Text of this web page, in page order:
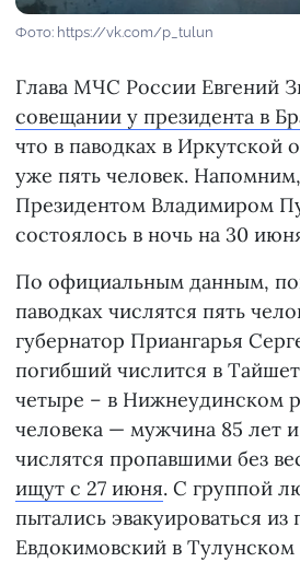
Фото: https://vk.com/p_tulun
Глава МЧС России Евгений
совещании у президента в
что в паводках в Иркутской
уже пять человек.
Президентом Владимиром
состоялось в ночь на 30
По официальным данным,
паводках числятся пять
губернатор Приангарья
погибший числится в
четыре – в Нижнеудинском
человека — мужчина 85 лет
числятся пропавшими без
ищут с 27 июня. С группой
пытались эвакуироваться из
Евдокимовский в